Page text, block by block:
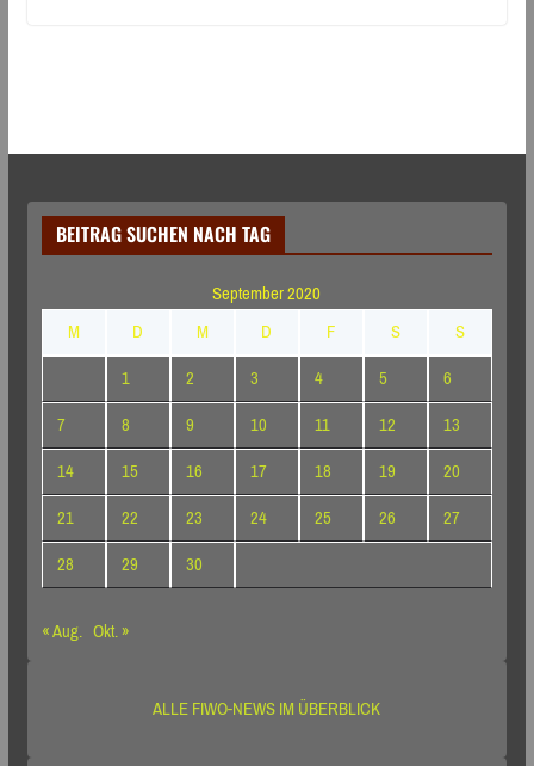
BEITRAG SUCHEN NACH TAG
September 2020
M
D M D F S
S
1
2 3 4 5
6
7
8 9 10 11 12
13
14
15 16 17 18 19
20
21
22 23 24 25 26
27
28
29
30
« Aug. Okt. »
ALLE FIWO-NEWS IM ÜBERBLICK